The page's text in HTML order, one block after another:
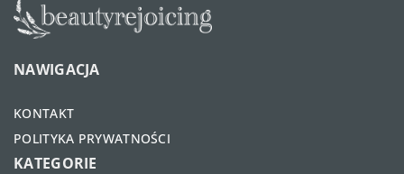
NAWIGACJA
KONTAKT
POLITYKA PRYWATNOŚCI
KATEGORIE